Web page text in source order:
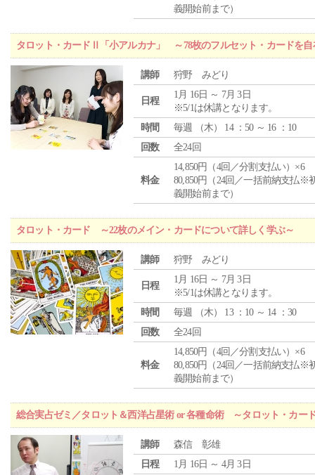
義開始前まで）
タロット・カードⅡ「小アルカナ」 ～78枚のフルセット・カードを自
講師 狩野 みどり
日程
1月 16日 ～ 7月 3日
※5/1は休講となります。
時間
毎週 （木） 14 ：50 ～ 16 ：10
回数
全24回
料金
14,850円（4回／分割支払い）×6
80,850円（24回／一括前納支払※
義開始前まで）
タロット・カード ～22枚のメイン・カードについて詳しく学ぶ～
講師 狩野 みどり
日程
1月 16日 ～ 7月 3日
※5/1は休講となります。
時間
毎週 （木） 13 ：10 ～ 14 ：30
回数
全24回
料金
14,850円（4回／分割支払い）×6
80,850円（24回／一括前納支払※
義開始前まで）
総合実占ゼミ／タロット＆西洋占星術 or 各種命術 ～タロット・カー
講師
森信 彰雄
日程
1月 16日 ～ 4月 3日